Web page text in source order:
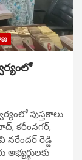
పుస్తకాలు
కరీంనగర్,
నరేందర్ రెడ్డి